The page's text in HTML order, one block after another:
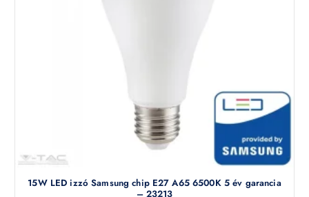
15W LED izzó Samsung chip E27 A65 6500K 5 év garancia
– 23213